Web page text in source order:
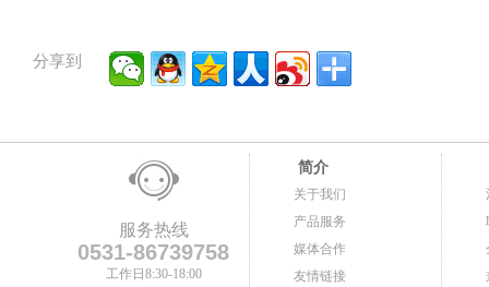
分享到
服务热线
0531-86739758
工作日8:30-18:00
简介
关于我们
产品服务
媒体合作
友情链接